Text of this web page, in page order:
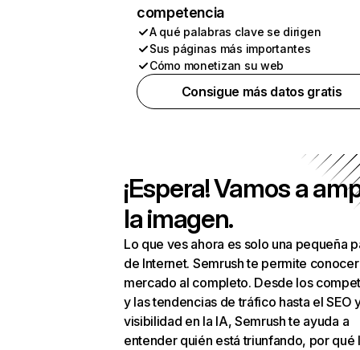
competencia
A qué palabras clave se dirigen
Sus páginas más importantes
Cómo monetizan su web
Consigue más datos gratis
¡Espera! Vamos a
la imagen.
Lo que ves ahora es solo una pequeña
de Internet. Semrush te permite
mercado al completo. Desde los
y las tendencias de tráfico hasta el SEO
visibilidad en la IA, Semrush te ayuda a
entender quién está triunfando, por qué